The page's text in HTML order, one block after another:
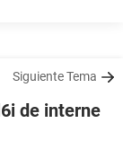
Siguiente Tema
de interne